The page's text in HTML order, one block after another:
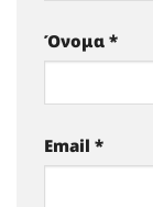
Όνομα *
Email *